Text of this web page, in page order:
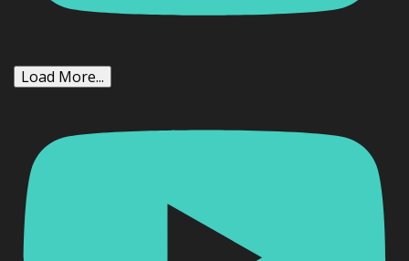
Load More...